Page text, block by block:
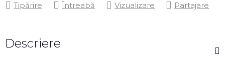
Tipărire Întreabă Vizualizare Partajare
Descriere